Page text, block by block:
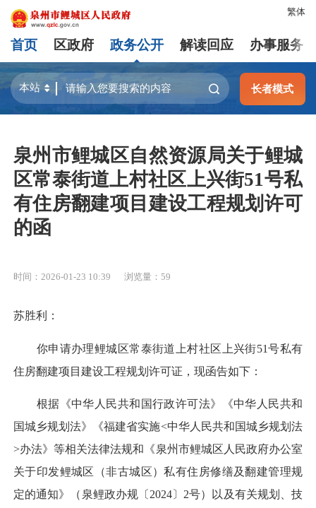
繁体
首页 区政府 政务公开 解读回应 办事服务
长者模式
泉州市鲤城区自然资源局关于鲤城
区常泰街道上村社区上兴街51号私
有住房翻建项目建设工程规划许可
的函
时间：2026-01-23 10:39 浏览量： 59
苏胜利：
你申请办理鲤城区常泰街道上村社区上兴街51号私有
住房翻建项目建设工程规划许可证，现函告如下：
根据《中华人民共和国行政许可法》《中华人民共和
国城乡规划法》《福建省实施<中华人民共和国城乡规划法
>办法》等相关法律法规和《泉州市鲤城区人民政府办公室
关于印发鲤城区（非古城区）私有住房修缮及翻建管理规
定的通知》（泉鲤政办规〔2024〕2号）以及有关规划、技